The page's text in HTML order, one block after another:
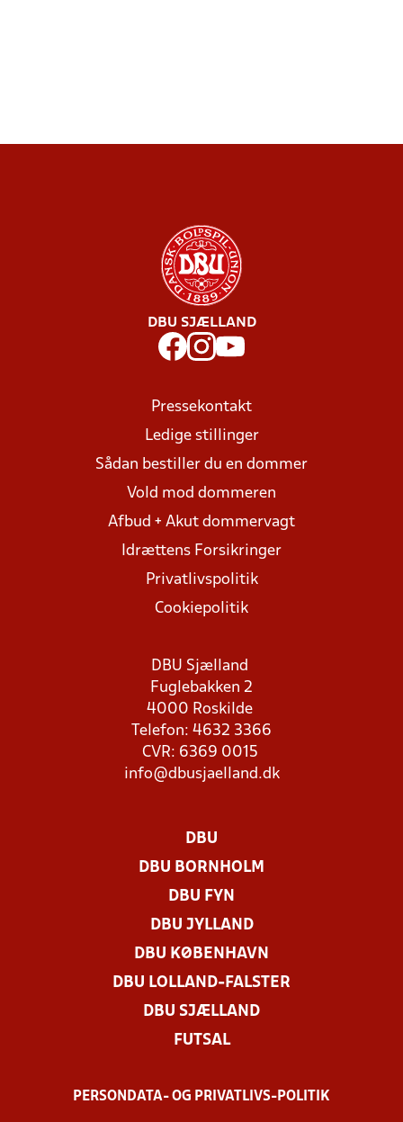
DBU SJÆLLAND
Pressekontakt
Ledige stillinger
Sådan bestiller du en dommer
Vold mod dommeren
Afbud + Akut dommervagt
Idrættens Forsikringer
Privatlivspolitik
Cookiepolitik
DBU Sjælland
Fuglebakken 2
4000 Roskilde
Telefon: 4632 3366
CVR: 6369 0015
info@dbusjaelland.dk
DBU
DBU BORNHOLM
DBU FYN
DBU JYLLAND
DBU KØBENHAVN
DBU LOLLAND-FALSTER
DBU SJÆLLAND
FUTSAL
PERSONDATA- OG PRIVATLIVS-POLITIK